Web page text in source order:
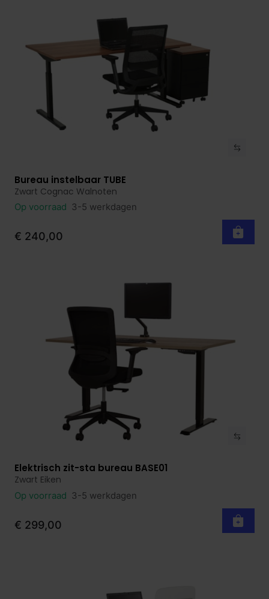
Bekijk product
Bureau instelbaar TUBE
Zwart Cognac Walnoten
Op voorraad 3-5 werkdagen
€ 240,00
Bekijk product
Elektrisch zit-sta bureau BASE01
Zwart Eiken
Op voorraad 3-5 werkdagen
€ 299,00